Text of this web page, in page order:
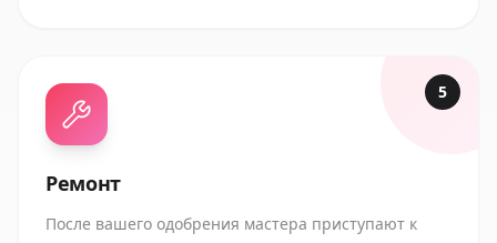
5
Ремонт
После вашего одобрения мастера приступают к